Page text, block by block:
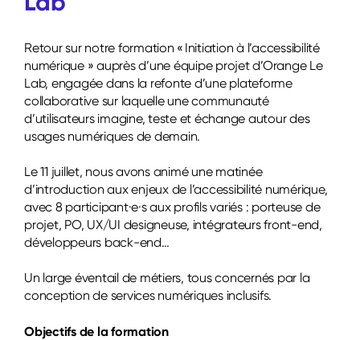
Retour sur notre formation « Initiation à l’accessibilité
numérique » auprès d’une équipe projet d’Orange Le
Lab, engagée dans la refonte d’une plateforme
collaborative sur laquelle une communauté
d’utilisateurs imagine, teste et échange autour des
usages numériques de demain.
Le 11 juillet, nous avons animé une matinée
d’introduction aux enjeux de l’accessibilité numérique,
avec 8 participant·e·s aux profils variés : porteuse de
projet, PO, UX/UI designeuse, intégrateurs front-end,
développeurs back-end…
Un large éventail de métiers, tous concernés par la
conception de services numériques inclusifs.
Objectifs de la formation